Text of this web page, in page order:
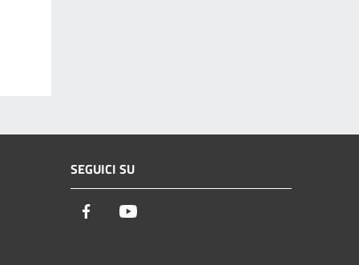
SEGUICI SU
Facebook